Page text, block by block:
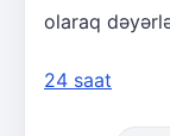
olaraq
24 saat